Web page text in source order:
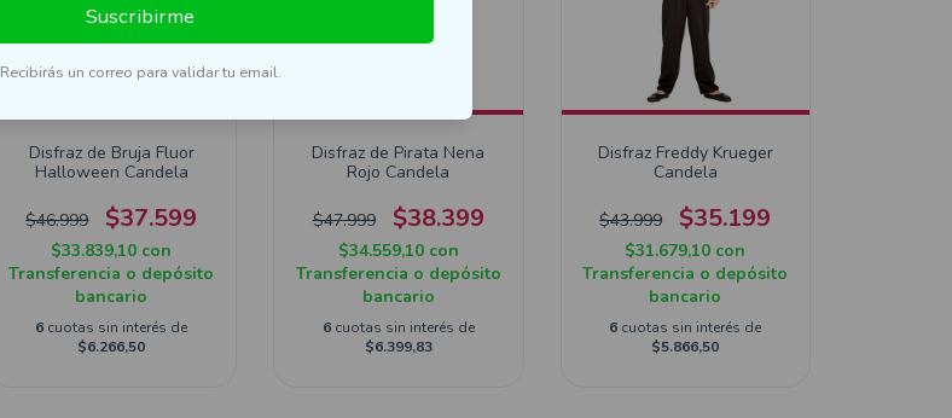
Disfraz de Bruja Fluor
Halloween Candela
$46.999 $37.599
$33.839,10 con
Transferencia o depósito
bancario
6 cuotas sin interés de
$6.266,50
Disfraz de Pirata Nena
Rojo Candela
$47.999 $38.399
$34.559,10 con
Transferencia o depósito
bancario
6 cuotas sin interés de
$6.399,83
Disfraz Freddy Krueger
Candela
$43.999 $35.199
$31.679,10 con
Transferencia o depósito
bancario
6 cuotas sin interés de
$5.866,50
Suscribirme
Recibirás un correo para validar tu email.